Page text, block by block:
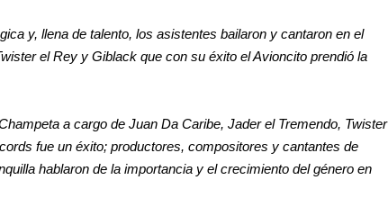
y, llena de talento, los asistentes bailaron y cantaron en el
el Rey y Giblack que con su éxito el Avioncito prendió la
a cargo de Juan Da Caribe, Jader el Tremendo, Twister
fue un éxito; productores, compositores y cantantes de
hablaron de la importancia y el crecimiento del género en